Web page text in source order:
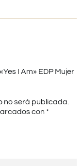
I Am» EDP Mujer
no será publicada.
con *